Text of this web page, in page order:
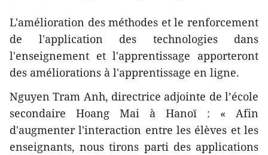
L'amélioration des méthodes et le renforcement
de l'application des technologies dans
l'enseignement et l'apprentissage apporteront
des améliorations à l'apprentissage en ligne.
Nguyen Tram Anh, directrice adjointe de l’école
secondaire Hoang Mai à Hanoï :
« Afin
d'augmenter l'interaction entre les élèves et les
enseignants, nous tirons parti des applications